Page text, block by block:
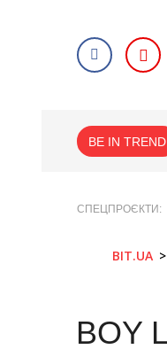
BE IN TREND
СПЕЦПРОЄКТИ
BIT.UA
BOY